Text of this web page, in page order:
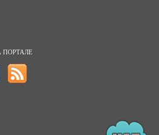
ПОРТАЛЕ